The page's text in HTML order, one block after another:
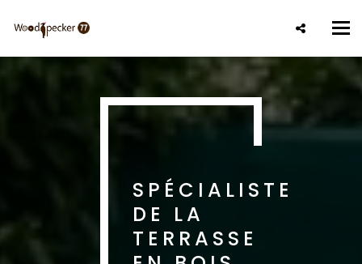
contenu
SPÉCIALISTE
DE LA
TERRASSE